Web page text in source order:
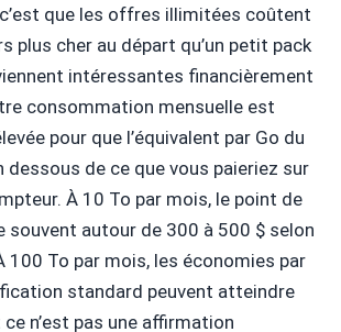
que les offres illimitées coûtent
plus cher au départ qu’un petit pack
intéressantes financièrement
consommation mensuelle est
pour que l’équivalent par Go du
de ce que vous paieriez sur
À 10 To par mois, le point de
souvent autour de 300 à 500 $ selon
100 To par mois, les économies par
standard peuvent atteindre
ce n’est pas une affirmation